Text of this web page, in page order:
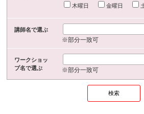
木曜日
金曜日
講師名で選ぶ
※部分一致可
ワークショッ
プ名で選ぶ
※部分一致可